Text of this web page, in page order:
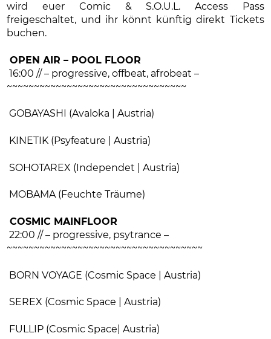
wird euer Comic & S.O.U.L. Access Pass
freigeschaltet, und ihr könnt künftig direkt Tickets
buchen.
OPEN AIR – POOL FLOOR
16:00 // – progressive, offbeat, afrobeat –
~~~~~~~~~~~~~~~~~~~~~~~~~~~~~~~~~
GOBAYASHI (Avaloka | Austria)
KINETIK (Psyfeature | Austria)
SOHOTAREX (Independet | Austria)
MOBAMA (Feuchte Träume)
COSMIC MAINFLOOR
22:00 // – progressive, psytrance –
~~~~~~~~~~~~~~~~~~~~~~~~~~~~~~~~~~~~
BORN VOYAGE (Cosmic Space | Austria)
SEREX (Cosmic Space | Austria)
FULLIP (Cosmic Space| Austria)